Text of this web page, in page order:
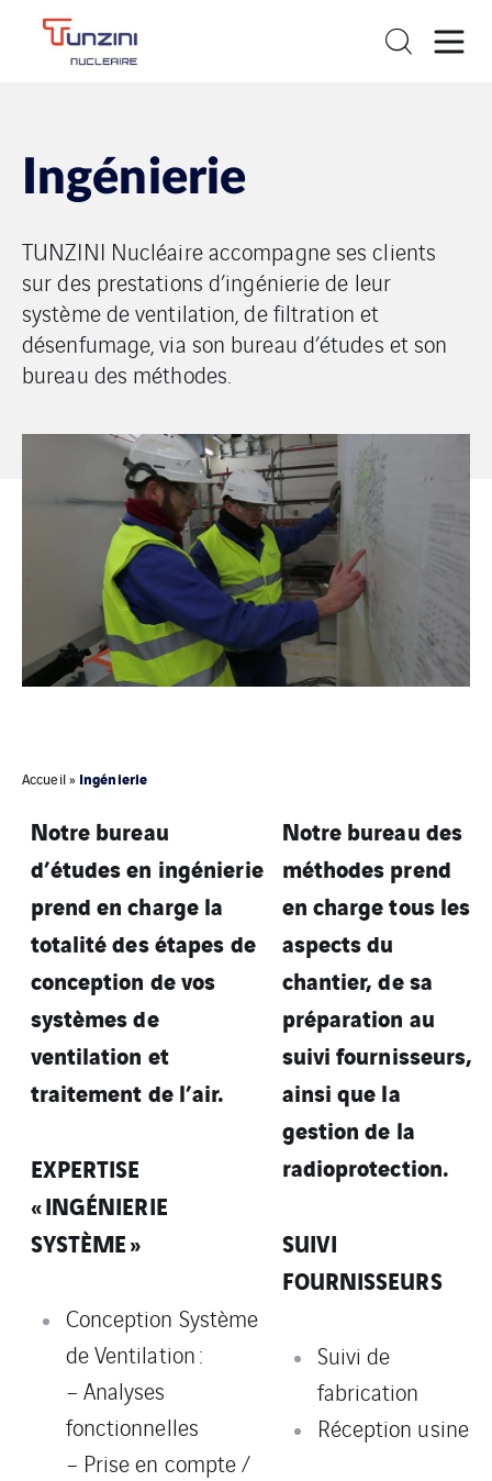
Ingénierie
TUNZINI Nucléaire accompagne ses clients
sur des prestations d’ingénierie de leur
système de ventilation, de filtration et
désenfumage, via son bureau d’études et son
bureau des méthodes.
Accueil» Ingénierie
Notre bureau
d’études en ingénierie
prend en charge la
totalité des étapes de
conception de vos
systèmes de
ventilation et
traitement de l’air.
EXPERTISE
« INGÉNIERIE
SYSTÈME »
Conception Système
de Ventilation :
– Analyses
fonctionnelles
– Prise en compte /
Notre bureau des
méthodes prend
en charge tous les
aspects du
chantier, de sa
préparation au
suivi fournisseurs,
ainsi que la
gestion de la
radioprotection.
SUIVI
FOURNISSEURS
Suivi de
fabrication
Réception usine